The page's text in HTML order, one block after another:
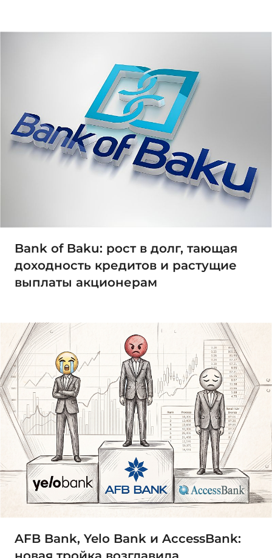
Bank of Baku: рост в долг, тающая
доходность кредитов и растущие
выплаты акционерам
AFB Bank, Yelo Bank и AccessBank: